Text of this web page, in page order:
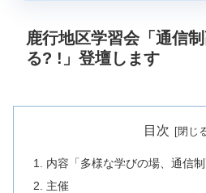
鹿行地区学習会「通信
る? !」登壇します
目次
内容「多様な学びの場、通信
主催